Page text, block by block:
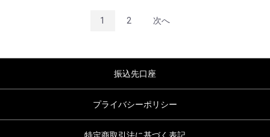
1 2 次へ
振込先口座
プライバシーポリシー